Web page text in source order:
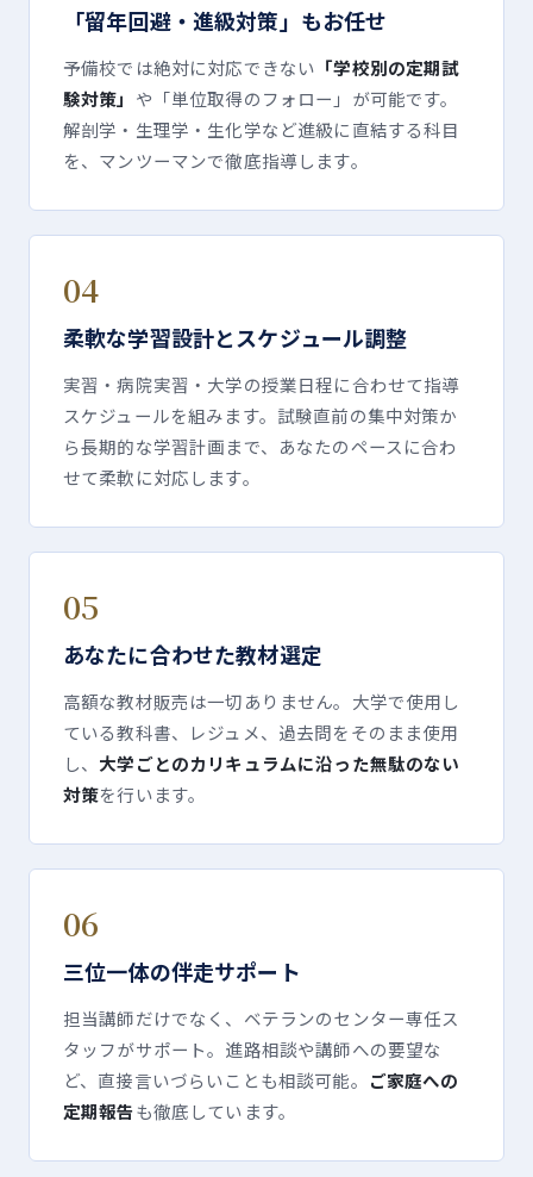
「留年回避・進級対策」もお任せ
予備校では絶対に対応できない 「学校別の定期試
験対策」 や「単位取得のフォロー」が可能です。
解剖学・生理学・生化学など進級に直結する科目
を、マンツーマンで徹底指導します。
04
柔軟な学習設計とスケジュール調整
実習・病院実習・大学の授業日程に合わせて指導
スケジュールを組みます。試験直前の集中対策か
ら長期的な学習計画まで、あなたのペースに合わ
せて柔軟に対応します。
05
あなたに合わせた教材選定
高額な教材販売は一切ありません。大学で使用し
ている教科書、レジュメ、過去問をそのまま使用
し、 大学ごとのカリキュラムに沿った無駄のない
対策を行います。
06
三位一体の伴走サポート
担当講師だけでなく、ベテランのセンター専任ス
タッフがサポート。進路相談や講師への要望な
ど、直接言いづらいことも相談可能。 ご家庭への
定期報告も徹底しています。